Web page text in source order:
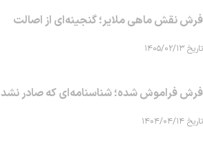
فرش نقش ماهی‌ ملایر؛ گنجینه‌ای از اصالت
تاریخ ۱۴۰۵/۰۲/۱۳
فرش فراموش شده؛ شناسنامه‌ای که صادر نشد
تاریخ ۱۴۰۴/۰۴/۱۴